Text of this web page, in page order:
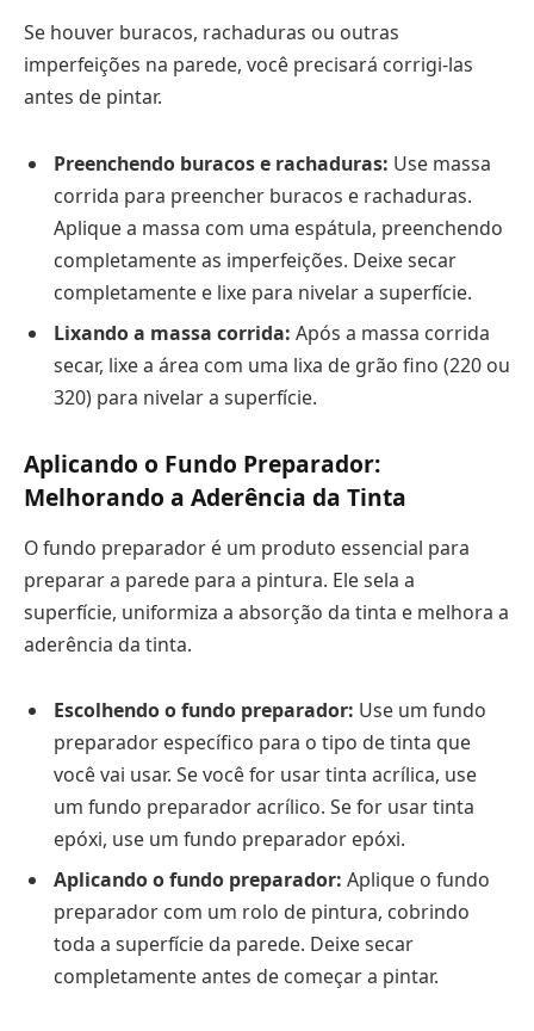
Se houver buracos, rachaduras ou outras
imperfeições na parede, você precisará corrigi-las
antes de pintar.
Preenchendo buracos e rachaduras: Use massa
corrida para preencher buracos e rachaduras.
Aplique a massa com uma espátula, preenchendo
completamente as imperfeições. Deixe secar
completamente e lixe para nivelar a superfície.
Lixando a massa corrida: Após a massa corrida
secar, lixe a área com uma lixa de grão fino (220 ou
320) para nivelar a superfície.
Aplicando o Fundo Preparador:
Melhorando a Aderência da Tinta
O fundo preparador é um produto essencial para
preparar a parede para a pintura. Ele sela a
superfície, uniformiza a absorção da tinta e melhora a
aderência da tinta.
Escolhendo o fundo preparador: Use um fundo
preparador específico para o tipo de tinta que
você vai usar. Se você for usar tinta acrílica, use
um fundo preparador acrílico. Se for usar tinta
epóxi, use um fundo preparador epóxi.
Aplicando o fundo preparador: Aplique o fundo
preparador com um rolo de pintura, cobrindo
toda a superfície da parede. Deixe secar
completamente antes de começar a pintar.